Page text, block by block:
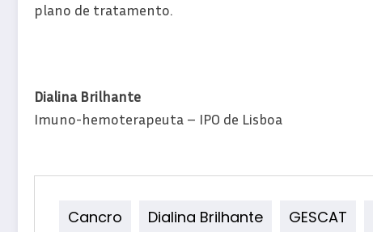
plano de tratamento.
Dialina Brilhante
Imuno-hemoterapeuta – IPO de Lisboa
Cancro Dialina Brilhante GESCAT